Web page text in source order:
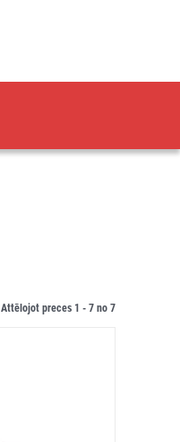
Attēlojot preces 1 - 7 no 7